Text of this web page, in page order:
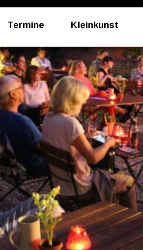
Termine Kleinkunst